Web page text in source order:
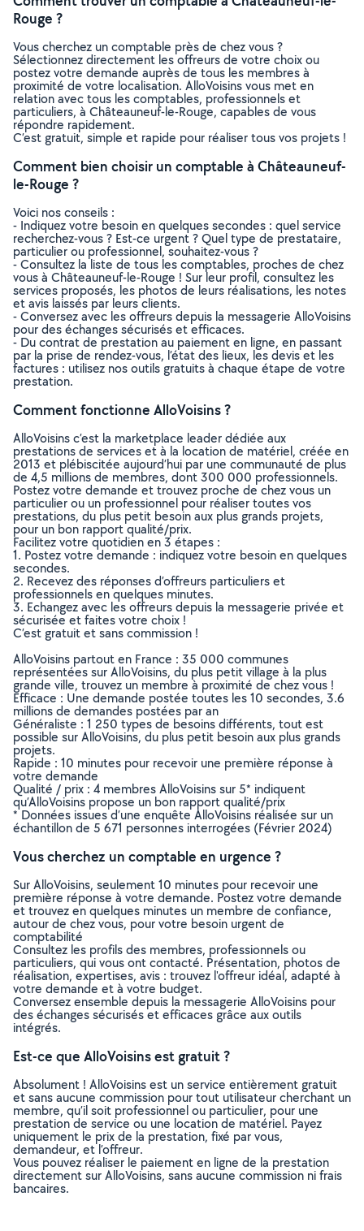
Rouge ?
Vous cherchez un comptable près de chez vous ?
Sélectionnez directement les offreurs de votre choix ou
postez votre demande auprès de tous les membres à
proximité de votre localisation. AlloVoisins vous met en
relation avec tous les comptables, professionnels et
particuliers, à Châteauneuf-le-Rouge, capables de vous
répondre rapidement.
C’est gratuit, simple et rapide pour réaliser tous vos projets !
Comment bien choisir un comptable à Châteauneuf-
le-Rouge ?
Voici nos conseils :
- Indiquez votre besoin en quelques secondes : quel service
recherchez-vous ? Est-ce urgent ? Quel type de prestataire,
particulier ou professionnel, souhaitez-vous ?
- Consultez la liste de tous les comptables, proches de chez
vous à Châteauneuf-le-Rouge ! Sur leur profil, consultez les
services proposés, les photos de leurs réalisations, les notes
et avis laissés par leurs clients.
- Conversez avec les offreurs depuis la messagerie AlloVoisins
pour des échanges sécurisés et efficaces.
- Du contrat de prestation au paiement en ligne, en passant
par la prise de rendez-vous, l’état des lieux, les devis et les
factures : utilisez nos outils gratuits à chaque étape de votre
prestation.
Comment fonctionne AlloVoisins ?
AlloVoisins c’est la marketplace leader dédiée aux
prestations de services et à la location de matériel, créée en
2013 et plébiscitée aujourd’hui par une communauté de plus
de 4,5 millions de membres, dont 300 000 professionnels.
Postez votre demande et trouvez proche de chez vous un
particulier ou un professionnel pour réaliser toutes vos
prestations, du plus petit besoin aux plus grands projets,
pour un bon rapport qualité/prix.
Facilitez votre quotidien en 3 étapes :
1. Postez votre demande : indiquez votre besoin en quelques
secondes.
2. Recevez des réponses d’offreurs particuliers et
professionnels en quelques minutes.
3. Echangez avec les offreurs depuis la messagerie privée et
sécurisée et faites votre choix !
C’est gratuit et sans commission !
AlloVoisins partout en France : 35 000 communes
représentées sur AlloVoisins, du plus petit village à la plus
grande ville, trouvez un membre à proximité de chez vous !
Efficace : Une demande postée toutes les 10 secondes, 3.6
millions de demandes postées par an
Généraliste : 1 250 types de besoins différents, tout est
possible sur AlloVoisins, du plus petit besoin aux plus grands
projets.
Rapide : 10 minutes pour recevoir une première réponse à
votre demande
Qualité / prix : 4 membres AlloVoisins sur 5* indiquent
qu’AlloVoisins propose un bon rapport qualité/prix
* Données issues d’une enquête AlloVoisins réalisée sur un
échantillon de 5 671 personnes interrogées (Février 2024)
Vous cherchez un comptable en urgence ?
Sur AlloVoisins, seulement 10 minutes pour recevoir une
première réponse à votre demande. Postez votre demande
et trouvez en quelques minutes un membre de confiance,
autour de chez vous, pour votre besoin urgent de
comptabilité
Consultez les profils des membres, professionnels ou
particuliers, qui vous ont contacté. Présentation, photos de
réalisation, expertises, avis : trouvez l'offreur idéal, adapté à
votre demande et à votre budget.
Conversez ensemble depuis la messagerie AlloVoisins pour
des échanges sécurisés et efficaces grâce aux outils
intégrés.
Est-ce que AlloVoisins est gratuit ?
Absolument ! AlloVoisins est un service entièrement gratuit
et sans aucune commission pour tout utilisateur cherchant un
membre, qu’il soit professionnel ou particulier, pour une
prestation de service ou une location de matériel. Payez
uniquement le prix de la prestation, fixé par vous,
demandeur, et l’offreur.
Vous pouvez réaliser le paiement en ligne de la prestation
directement sur AlloVoisins, sans aucune commission ni frais
bancaires.